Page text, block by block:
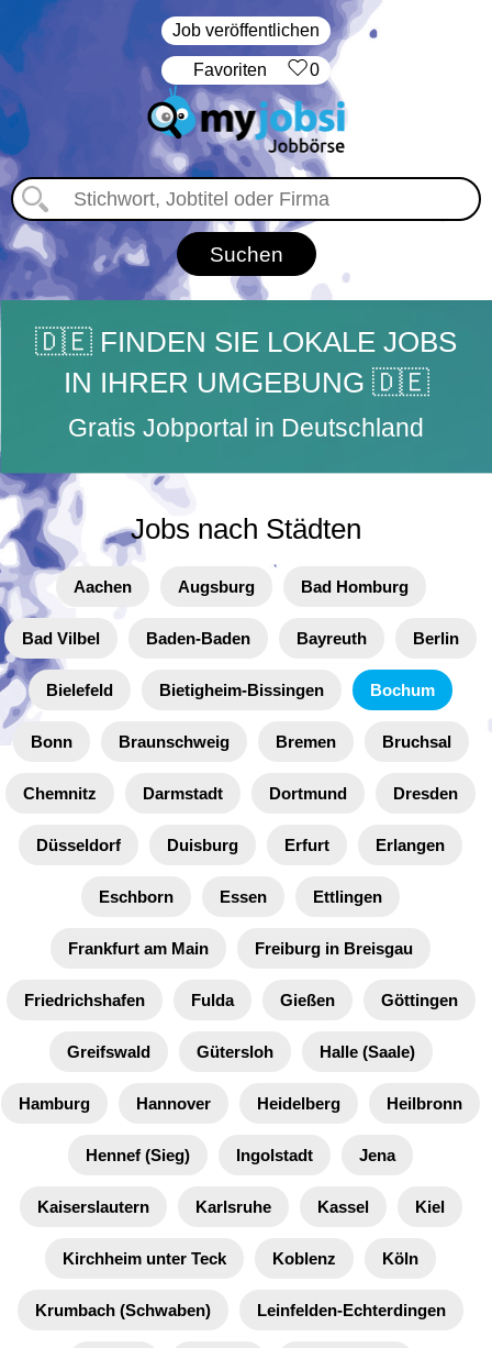
Job veröffentlichen
‏Favoriten 0
🇩🇪 FINDEN SIE LOKALE JOBS
IN IHRER UMGEBUNG 🇩🇪
Gratis Jobportal in Deutschland
Jobs nach Städten
Aachen Augsburg Bad Homburg
Bad Vilbel Baden-Baden Bayreuth Berlin
Bielefeld Bietigheim-Bissingen Bochum
Bonn Braunschweig Bremen Bruchsal
Chemnitz Darmstadt Dortmund Dresden
Düsseldorf Duisburg Erfurt Erlangen
Eschborn Essen Ettlingen
Frankfurt am Main Freiburg in Breisgau
Friedrichshafen Fulda Gießen Göttingen
Greifswald Gütersloh Halle (Saale)
Hamburg Hannover Heidelberg Heilbronn
Hennef (Sieg) Ingolstadt Jena
Kaiserslautern Karlsruhe Kassel Kiel
Kirchheim unter Teck Koblenz Köln
Krumbach (Schwaben) Leinfelden-Echterdingen